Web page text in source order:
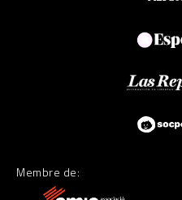
Membre de: